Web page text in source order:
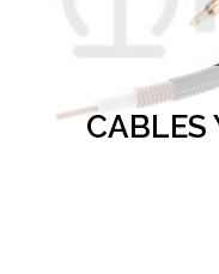
CABLES